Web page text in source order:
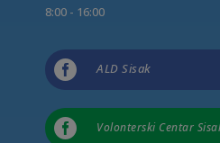
8:00 - 16:00
 ALD Sisak
 Volonterski Centar